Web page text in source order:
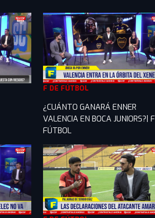
F DE FÚTBOL
¿CUÁNTO GANARÁ ENNER
VALENCIA EN BOCA JUNIORS?|
FÚTBOL